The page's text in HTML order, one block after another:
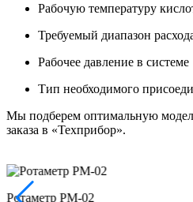
Рабочую температуру
Требуемый диапазон
Рабочее давление в системе
Тип необходимого
Мы подберем оптимальную
заказа в «Техприбор».
Ротаметр РМ-02